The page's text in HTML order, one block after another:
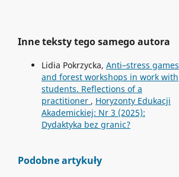
Inne teksty tego samego autora
Lidia Pokrzycka, Anti–stress games
and forest workshops in work with
students. Reflections of a
practitioner , Horyzonty Edukacji
Akademickiej: Nr 3 (2025):
Dydaktyka bez granic?
Podobne artykuły